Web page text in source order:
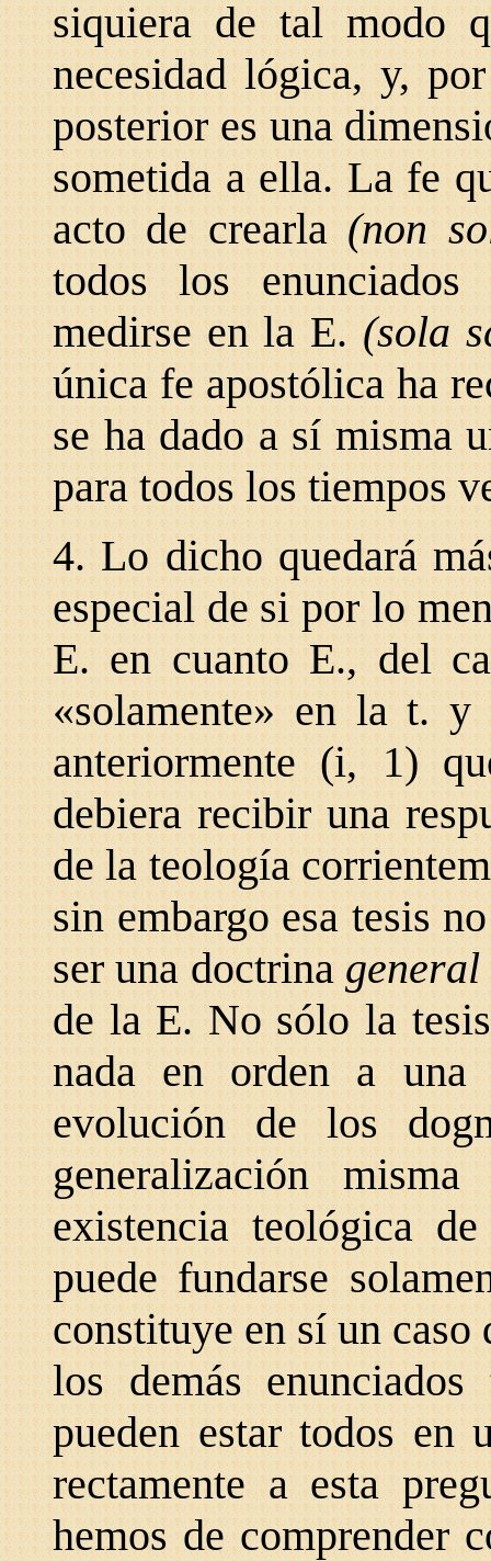
siquiera de tal modo
necesidad lógica, y,
posterior es una
sometida a ella. La fe
acto de crearla(non
todos los
medirse en la E.(sola
única fe apostólica ha
se ha dado a sí misma
para todos los tiempos
4. Lo dicho quedará
especial de si por lo
E. en cuanto E., del
«solamente» en la t.
anteriormente (i, 1)
debiera recibir una
de la teología
sin embargo esa tesis
ser una doctrinageneral
de la E. No sólo la
nada en orden a una
evolución de los
generalización
existencia teológica
puede fundarse
constituye en sí un
los demás
pueden estar todos en
rectamente a esta
hemos de comprender